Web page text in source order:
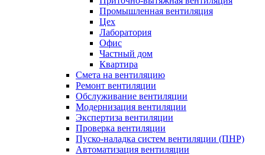
Промышленная вентиляция
Цех
Лаборатория
Офис
Частный дом
Квартира
Смета на вентиляцию
Ремонт вентиляции
Обслуживание вентиляции
Модернизация вентиляции
Экспертиза вентиляции
Проверка вентиляции
Пуско-наладка систем вентиляции (ПНР)
Автоматизация вентиляции